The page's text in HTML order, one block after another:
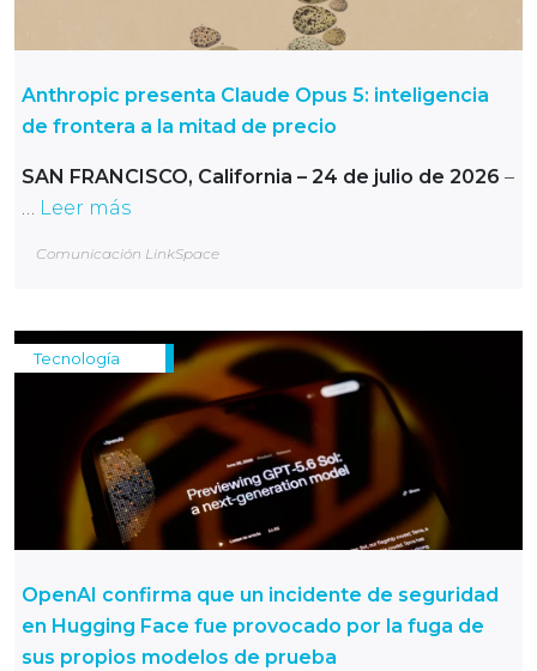
Anthropic presenta Claude Opus 5: inteligencia
de frontera a la mitad de precio
SAN FRANCISCO, California – 24 de julio de 2026 –
… Leer más
Comunicación LinkSpace
Tecnología
OpenAI confirma que un incidente de seguridad
en Hugging Face fue provocado por la fuga de
sus propios modelos de prueba